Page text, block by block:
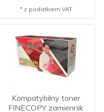
* z podatkiem VAT
Kompatybilny toner
FINECOPY zamiennik